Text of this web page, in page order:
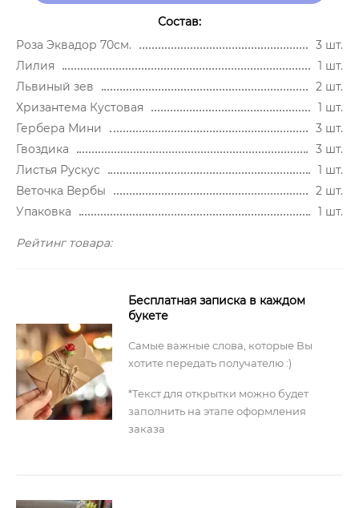
Состав:
Роза Эквадор 70см.
3 шт.
Лилия
1 шт.
Львиный зев
2 шт.
Хризантема Кустовая
1 шт.
Гербера Мини
3 шт.
Гвоздика
3 шт.
Листья Рускус
1 шт.
Веточка Вербы
2 шт.
Упаковка
1 шт.
Рейтинг товара:
Бесплатная записка в каждом
букете
Самые важные слова, которые Вы
хотите передать получателю :)
*Текст для открытки можно будет
заполнить на этапе оформления
заказа